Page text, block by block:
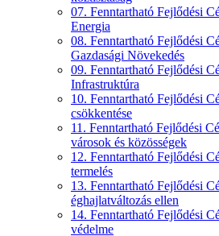
07. Fenntartható Fejlődési
Energia
08. Fenntartható Fejlődési
Gazdasági Növekedés
09. Fenntartható Fejlődési
Infrastruktúra
10. Fenntartható Fejlődési
csökkentése
11. Fenntartható Fejlődési
városok és közösségek
12. Fenntartható Fejlődési
termelés
13. Fenntartható Fejlődési
éghajlatváltozás ellen
14. Fenntartható Fejlődési
védelme